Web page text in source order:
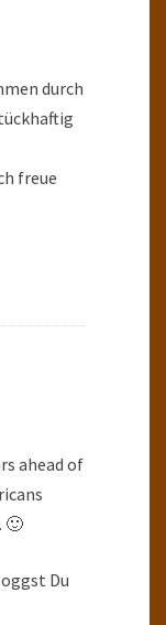
durch
freue
ahead of
🙂
Du